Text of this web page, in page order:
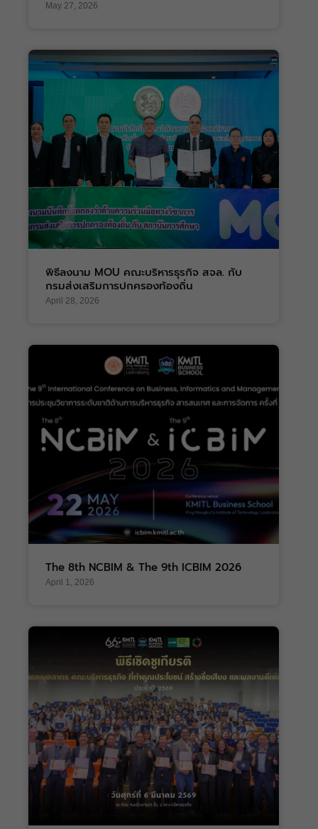
May 27, 2026
พิธีลงนาม MOU คณะบริหารธุรกิจ สจล. กับ
กรมส่งเสริมการปกครองท้องถิ่น
April 28, 2026
The 8th NCBIM & The 9th ICBIM 2026
April 1, 2026